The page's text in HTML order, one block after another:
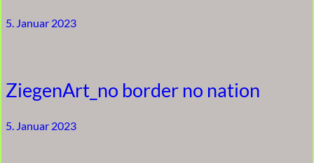
5. Januar 2023
ZiegenArt_no border no nation
5. Januar 2023